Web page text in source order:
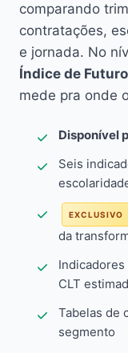
comparando
contratações,
e jornada. No
Índice de
mede pra onde
Disponível
Seis
EXCLUSIVO
da
CLT
Tabelas de
segmento